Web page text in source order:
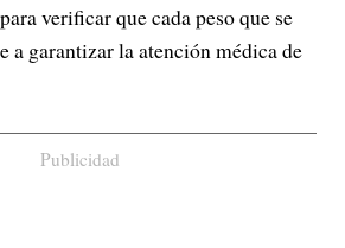
verificar que cada peso que se
a garantizar la atención médica de
Publicidad